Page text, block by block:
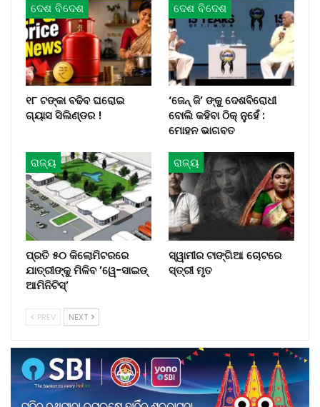
ଦେଶ ବିଦେଶ
୧୮ ଟଙ୍କା ବଢିବ ଘରୋଇ
ଗ୍ୟାସ ସିଲିଣ୍ଡର !
ଦେଶ ବିଦେଶ
‘ଜେନ୍‌ ଜି’ ଙ୍କୁ ଦେଶବିରୋଧୀ
ବୋଲି କହିବା ଠିକ୍ ନୁହେଁ :
ମୋହନ ଭାଗବତ
ରାଜ୍ୟ
ପ୍ରତି ୫୦ କିଲୋମିଟରରେ
ଯାତ୍ରୀଙ୍କୁ ମିଳିବ ’ୱେ-ସାଇଡ୍‌
ଆମିନିଟିସ୍‌’
ରାଜ୍ୟ
ସ୍ୱାମୀର ଟାଙ୍ଗିଆ ଚୋଟରେ
ସ୍ତ୍ରୀ ମୃତ
PREV NEXT